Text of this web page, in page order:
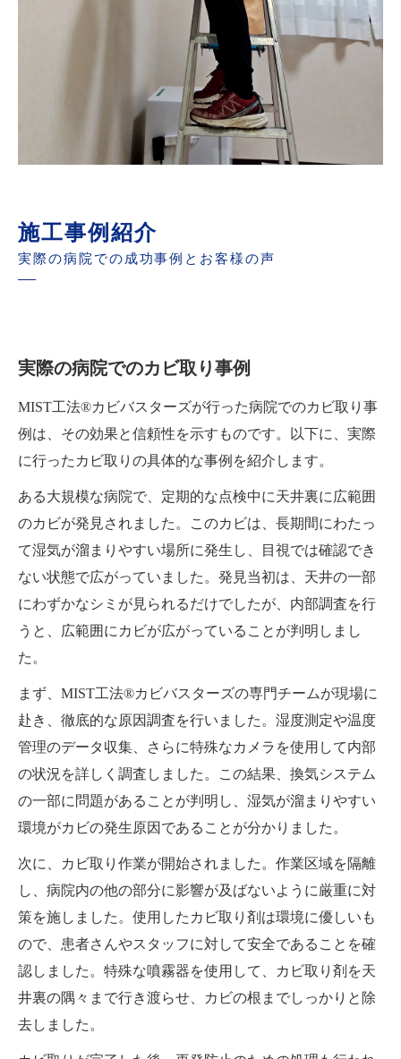
施工事例紹介
実際の病院での成功事例とお客様の声
実際の病院でのカビ取り事例
MIST工法®カビバスターズが行った病院でのカビ取り事
例は、その効果と信頼性を示すものです。以下に、実際
に行ったカビ取りの具体的な事例を紹介します。
ある大規模な病院で、定期的な点検中に天井裏に広範囲
のカビが発見されました。このカビは、長期間にわたっ
て湿気が溜まりやすい場所に発生し、目視では確認でき
ない状態で広がっていました。発見当初は、天井の一部
にわずかなシミが見られるだけでしたが、内部調査を行
うと、広範囲にカビが広がっていることが判明しまし
た。
まず、MIST工法®カビバスターズの専門チームが現場に
赴き、徹底的な原因調査を行いました。湿度測定や温度
管理のデータ収集、さらに特殊なカメラを使用して内部
の状況を詳しく調査しました。この結果、換気システム
の一部に問題があることが判明し、湿気が溜まりやすい
環境がカビの発生原因であることが分かりました。
次に、カビ取り作業が開始されました。作業区域を隔離
し、病院内の他の部分に影響が及ばないように厳重に対
策を施しました。使用したカビ取り剤は環境に優しいも
ので、患者さんやスタッフに対して安全であることを確
認しました。特殊な噴霧器を使用して、カビ取り剤を天
井裏の隅々まで行き渡らせ、カビの根までしっかりと除
去しました。